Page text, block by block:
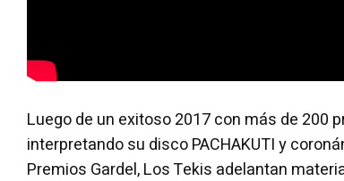
Luego de un exitoso 2017 con más de 200
interpretando su disco PACHAKUTI y
Premios Gardel, Los Tekis adelantan